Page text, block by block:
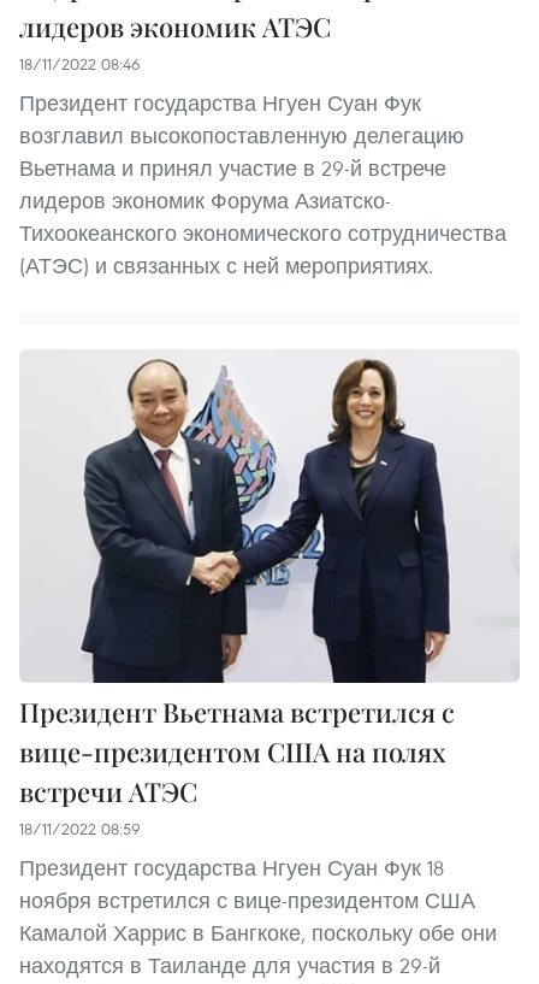
лидеров экономик АТЭС
18/11/2022 08:46
Президент государства Нгуен Суан Фук
возглавил высокопоставленную делегацию
Вьетнама и принял участие в 29-й встрече
лидеров экономик Форума Азиатско-
Тихоокеанского экономического сотрудничества
(АТЭС) и связанных с ней мероприятиях.
Президент Вьетнама встретился с
вице-президентом США на полях
встречи АТЭС
18/11/2022 08:59
Президент государства Нгуен Суан Фук 18
ноября встретился с вице-президентом США
Камалой Харрис в Бангкоке, поскольку обе они
находятся в Таиланде для участия в 29-й